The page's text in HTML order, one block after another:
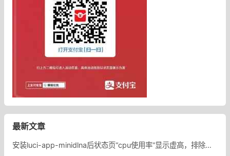
最新文章
安装luci-app-minidlna后状态页“cpu使用率“显示虚高，排除过程记录。